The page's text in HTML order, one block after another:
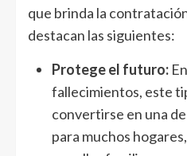
que brinda la
destacan las siguientes:
Protege el futuro:
fallecimientos, este
convertirse en una
para muchos